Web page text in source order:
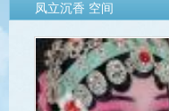
凤立沉香 空间